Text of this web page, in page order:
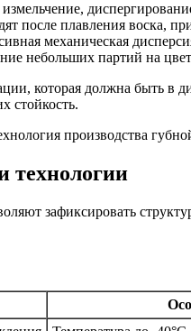
после плавления воска,
механическая
небольших партий на
которая должна быть в
стойкость.
технологии
зафиксировать